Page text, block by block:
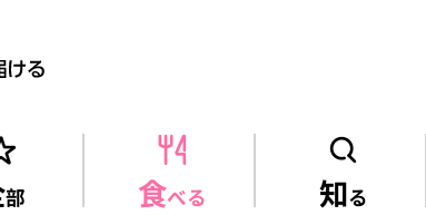
部 食べる 知る